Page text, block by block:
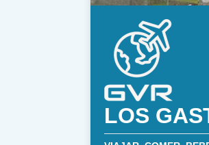
LOS